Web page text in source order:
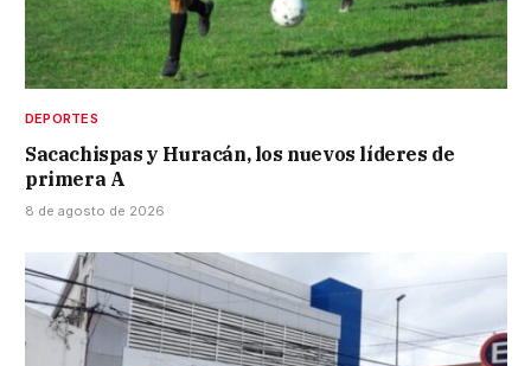
DEPORTES
Sacachispas y Huracán, los nuevos líderes de
primera A
8 de agosto de 2026